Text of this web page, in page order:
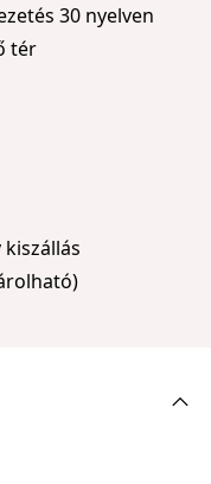
30 nyelven
tér